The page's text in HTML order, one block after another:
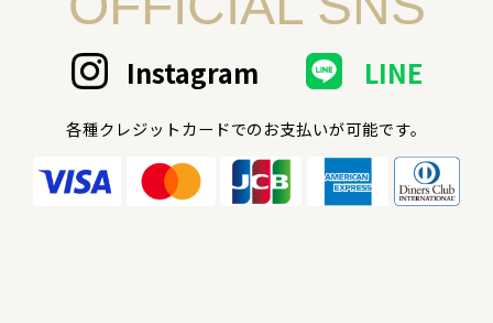
Instagram LINE
各種クレジットカードでのお支払いが可能です。